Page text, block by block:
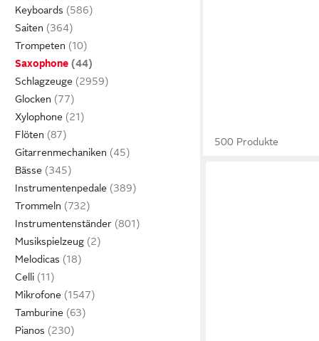
Keyboards
Saiten
Trompeten
Saxophone
Schlagzeuge
Glocken
Xylophone
Flöten
Gitarrenmechaniken
Bässe
Instrumentenpedale
Trommeln
Instrumentenständer
Musikspielzeug
Melodicas
Celli
Mikrofone
Tamburine
Pianos
500 Produkte